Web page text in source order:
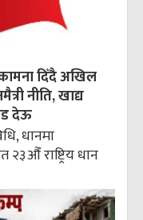
दिँदै अखिल
नीति, खाद्य
देऊ
धानमा
२३औँ राष्ट्रिय धान